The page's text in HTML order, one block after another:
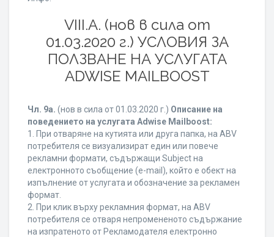
VIII.A. (нов в сила от
01.03.2020 г.) УСЛОВИЯ ЗА
ПОЛЗВАНЕ НА УСЛУГАТА
ADWISE MAILBOOST
Чл. 9а. (нов в сила от 01.03.2020 г.) Описание на
поведението на услугата Adwise Mailboost:
1. При отваряне на кутията или друга папка, на ABV
потребителя се визуализират един или повече
рекламни формати, съдържащи Subject на
електронното съобщение (e-mail), който е обект на
изпълнение от услугата и обозначение за рекламен
формат.
2. При клик върху рекламния формат, на ABV
потребителя се отваря непромененото съдържание
на изпратеното от Рекламодателя електронно